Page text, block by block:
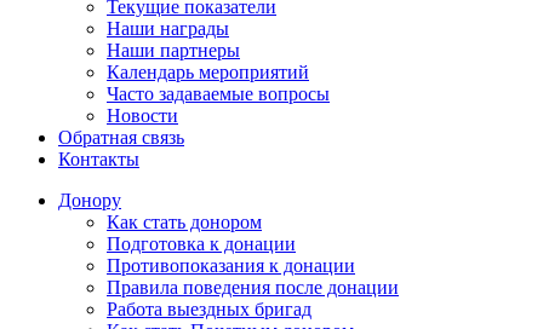
Текущие показатели
Наши награды
Наши партнеры
Календарь мероприятий
Часто задаваемые вопросы
Новости
Обратная связь
Контакты
Донору
Как стать донором
Подготовка к донации
Противопоказания к донации
Правила поведения после донации
Работа выездных бригад